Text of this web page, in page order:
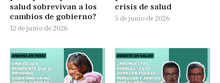
salud sobrevivan a los
cambios de gobierno?
12 de junio de 2026
crisis de salud
5 de junio de 2026